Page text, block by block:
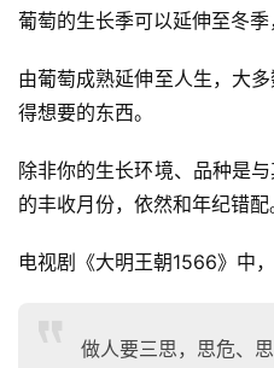
记
经
教
程
软
葡萄的生长季可以延伸至冬季
由葡萄成熟延伸至人生，大
得想要的东西。
除非你的生长环境、品种是
的丰收月份，依然和年纪错配
电视剧《大明王朝1566》中
做人要三思，思危、思